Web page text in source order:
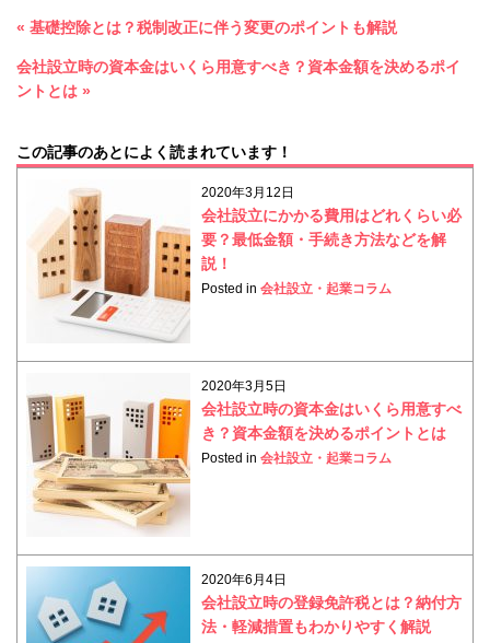
« 基礎控除とは？税制改正に伴う変更のポイントも解説
会社設立時の資本金はいくら用意すべき？資本金額を決めるポイ
ントとは »
この記事のあとによく読まれています！
2020年3月12日
会社設立にかかる費用はどれくらい必
要？最低金額・手続き方法などを解
説！
Posted in会社設立・起業コラム
2020年3月5日
会社設立時の資本金はいくら用意すべ
き？資本金額を決めるポイントとは
Posted in会社設立・起業コラム
2020年6月4日
会社設立時の登録免許税とは？納付方
法・軽減措置もわかりやすく解説